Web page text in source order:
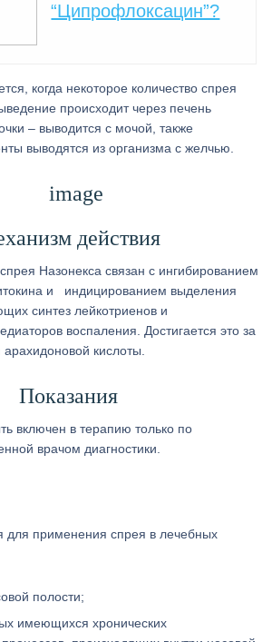
“Ципрофлоксацин”?
когда некоторое количество спрея
происходит через печень
– выводится с мочой, также
выводятся из организма с желчью.
действия
Назонекса связан с ингибированием
и индицированием выделения
синтез лейкотриенов и
воспаления. Достигается это за
кислоты.
Показания
включен в терапию только по
врачом диагностики.
для применения спрея в лечебных
полости;
имеющихся хронических